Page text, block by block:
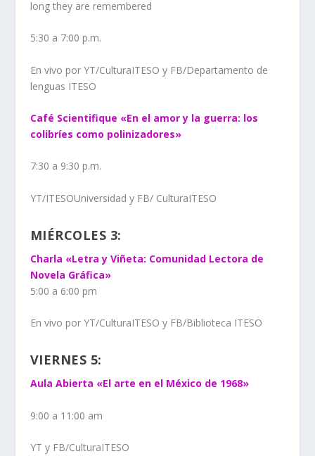
long they are remembered
5:30 a 7:00 p.m.
En vivo por YT/CulturaITESO y FB/Departamento de
lenguas ITESO
Café Scientifique «En el amor y la guerra: los
colibríes como polinizadores»
7:30 a 9:30 p.m.
YT/ITESOUniversidad y FB/ CulturaITESO
MIÉRCOLES 3:
Charla «Letra y Viñeta: Comunidad Lectora de
Novela Gráfica»
5:00 a 6:00 pm
En vivo por YT/CulturaITESO y FB/Biblioteca ITESO
VIERNES 5:
Aula Abierta «El arte en el México de 1968»
9:00 a 11:00 am
YT y FB/CulturaITESO